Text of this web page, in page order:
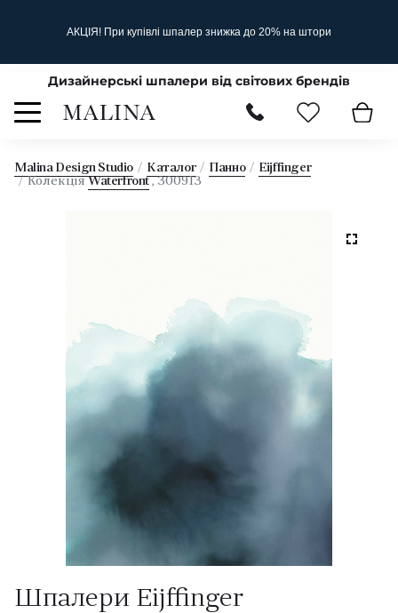
АКЦІЯ! При купівлі шпалер знижка до 20% на штори
Дизайнерські шпалери від світових брендів
Malina Design Studio Каталог Панно
Eijffinger
Колекція Waterfront , 300913
Шпалери Eijffinger